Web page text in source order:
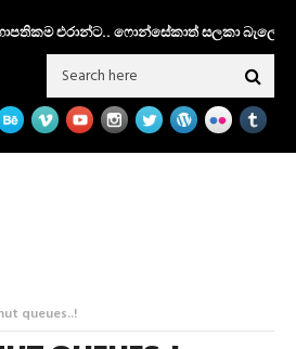
එරාන්ට.. ෆොන්සේකාත් සලකා බැලේ..!
queues..!